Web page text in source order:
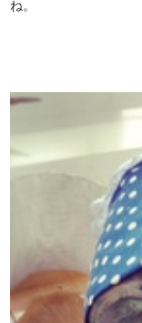
ね。